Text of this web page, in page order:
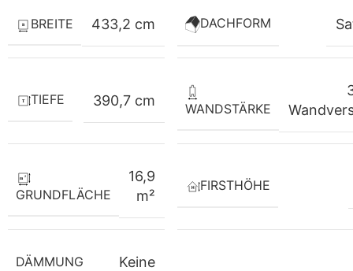
BREITE 433,2 cm DACHFORM
TIEFE 390,7 cm
WANDSTÄRKE
GRUNDFLÄCHE
16,9
m²
FIRSTHÖHE
DÄMMUNG Keine